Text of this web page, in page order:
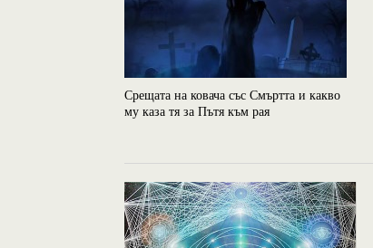
Срещата на ковача със Смъртта и какво
му каза тя за Пътя към рая